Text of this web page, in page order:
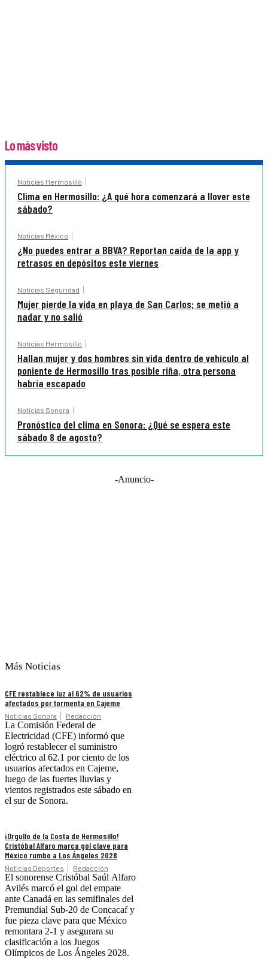
Lo más visto
Noticias Hermosillo
Clima en Hermosillo: ¿A qué hora comenzará a llover este
sábado?
Noticias México
¿No puedes entrar a BBVA? Reportan caída de la app y
retrasos en depósitos este viernes
Noticias Seguridad
Mujer pierde la vida en playa de San Carlos; se metió a
nadar y no salió
Noticias Hermosillo
Hallan mujer y dos hombres sin vida dentro de vehículo al
poniente de Hermosillo tras posible riña, otra persona
habría escapado
Noticias Sonora
Pronóstico del clima en Sonora: ¿Qué se espera este
sábado 8 de agosto?
-Anuncio-
Más Noticias
CFE restablece luz al 62% de usuarios
afectados por tormenta en Cajeme
Noticias Sonora Redacción
La Comisión Federal de
Electricidad (CFE) informó que
logró restablecer el suministro
eléctrico al 62.1 por ciento de los
usuarios afectados en Cajeme,
luego de las fuertes lluvias y
vientos registrados este sábado en
el sur de Sonora.
¡Orgullo de la Costa de Hermosillo!
Cristóbal Alfaro marca gol clave para
México rumbo a Los Ángeles 2028
Noticias Deportes Redacción
El sonorense Cristóbal Saúl Alfaro
Avilés marcó el gol del empate
ante Canadá en las semifinales del
Premundial Sub-20 de Concacaf y
fue pieza clave para que México
remontara 2-1 y asegurara su
clasificación a los Juegos
Olímpicos de Los Ángeles 2028.